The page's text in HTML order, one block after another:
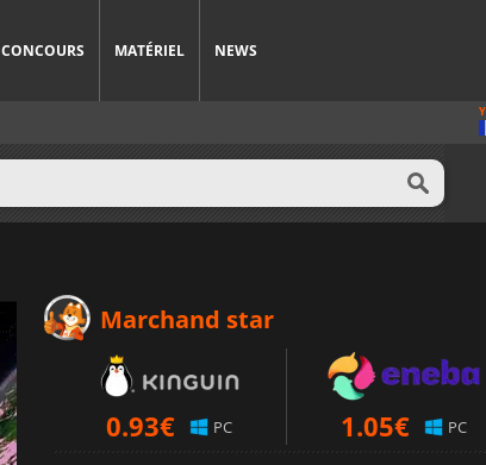
CONCOURS MATÉRIEL NEWS
Marchand star
0.93€ PC 1.05€ PC